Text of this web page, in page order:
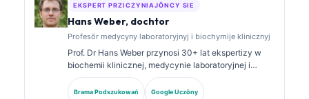
EKSPERT PRZICZYNIAJŌNCY SIE
Hans Weber, dochtor
Profesōr medycyny laboratoryjnyj i biochymije klinicznyj
Prof. Dr Hans Weber przynosi 30+ lat ekspertizy w
biochemii klinicznej, medycynie laboratoryjnej i
badaniach nad biomarkerami. Były Prezes
Niemieckiego Towarzystwa Chemii Klinicznej,
Brama Podszukowań Google Uczōny